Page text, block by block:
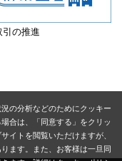
の分析などのためにクッキー
合は、「同意する」をクリッ
イトを閲覧いただけますが、
ます。また、お客様は一旦同
引の推進